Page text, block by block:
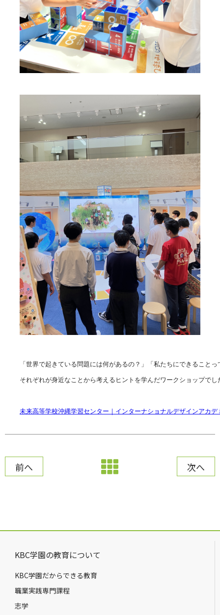
「世界で起きている問題には何があるの？」「私たちにできることっ
それぞれが身近なことから考えるヒントを学んだワークショップでし
未来高等学校沖縄学習センター｜インターナショナルデザインアカデ
前へ 次へ
KBC学園の教育について
KBC学園だからできる教育
職業実践専門課程
志学